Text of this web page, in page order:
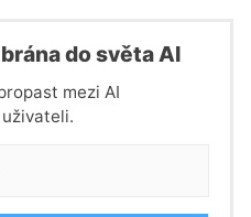
do světa Al
mezi AI